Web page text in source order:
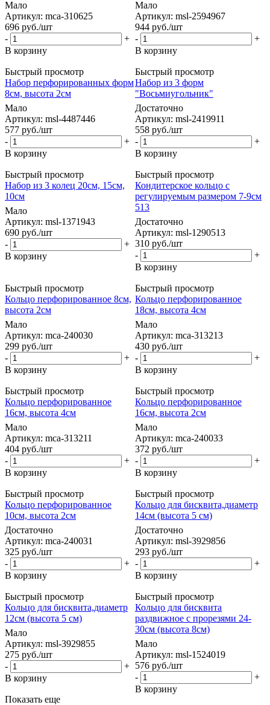
Мало
Артикул: mca-310625
696 руб./шт
-
+
В корзину
Мало
Артикул: msl-2594967
944 руб./шт
-
+
В корзину
Быстрый просмотр
Набор перфорированных форм
8см, высота 2см
Мало
Артикул: msl-4487446
577 руб./шт
-
+
В корзину
Быстрый просмотр
Набор из 3 форм
"Восьмиугольник"
Достаточно
Артикул: msl-2419911
558 руб./шт
-
+
В корзину
Быстрый просмотр
Набор из 3 колец 20см, 15см,
10см
Мало
Артикул: msl-1371943
690 руб./шт
-
+
В корзину
Быстрый просмотр
Кондитерское кольцо с
регулируемым размером 7-9см
513
Достаточно
Артикул: msl-1290513
310 руб./шт
-
+
В корзину
Быстрый просмотр
Кольцо перфорированное 8см,
высота 2см
Мало
Артикул: mca-240030
299 руб./шт
-
+
В корзину
Быстрый просмотр
Кольцо перфорированное
18см, высота 4см
Мало
Артикул: mca-313213
430 руб./шт
-
+
В корзину
Быстрый просмотр
Кольцо перфорированное
16см, высота 4см
Мало
Артикул: mca-313211
404 руб./шт
-
+
В корзину
Быстрый просмотр
Кольцо перфорированное
16см, высота 2см
Мало
Артикул: mca-240033
372 руб./шт
-
+
В корзину
Быстрый просмотр
Кольцо перфорированное
10см, высота 2см
Достаточно
Артикул: mca-240031
325 руб./шт
-
+
В корзину
Быстрый просмотр
Кольцо для бисквита,диаметр
14см (высота 5 см)
Достаточно
Артикул: msl-3929856
293 руб./шт
-
+
В корзину
Быстрый просмотр
Кольцо для бисквита,диаметр
12см (высота 5 см)
Мало
Артикул: msl-3929855
275 руб./шт
-
+
В корзину
Быстрый просмотр
Кольцо для бисквита
раздвижное с прорезями 24-
30см (высота 8см)
Мало
Артикул: msl-1524019
576 руб./шт
-
+
В корзину
Показать еще